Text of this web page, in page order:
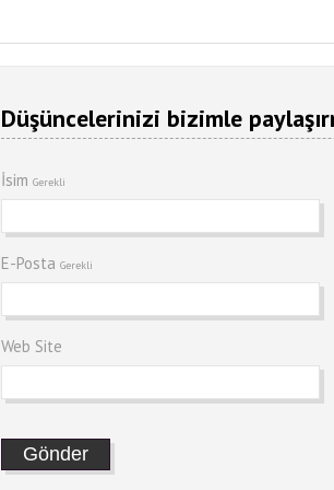
Düşüncelerinizi bizimle
İsim Gerekli
E-Posta Gerekli
Web Site